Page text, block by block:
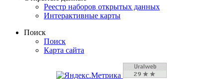
Реестр наборов открытых данных
Интерактивные карты
Поиск
Поиск
Карта сайта